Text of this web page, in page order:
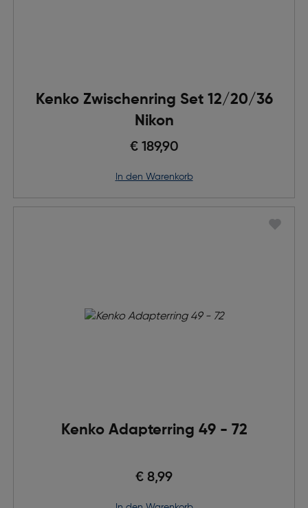
Kenko Zwischenring Set 12/20/36
Nikon
€ 189,90
in den Warenkorb
Kenko Adapterring 49 - 72
€ 8,99